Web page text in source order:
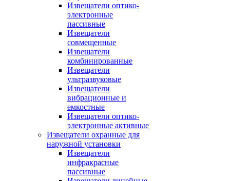
Извещатели оптико-
электронные
пассивные
Извещатели
совмещенные
Извещатели
комбинированные
Извещатели
ультразвуковые
Извещатели
вибрационные и
емкостные
Извещатели оптико-
электронные активные
Извещатели охранные для
наружной установки
Извещатели
инфракрасные
пассивные